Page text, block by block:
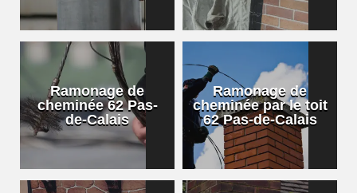
Ramonage de
cheminée 62 Pas-
de-Calais
Ramonage de
cheminée par le toit
62 Pas-de-Calais